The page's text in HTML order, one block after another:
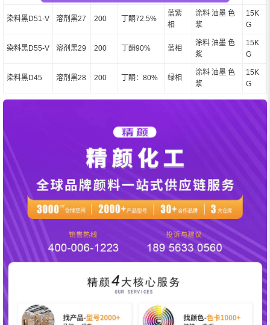
染料黑D51-V 溶剂黑27 200 丁酮72.5%
蓝紫
相
涂料 油墨 色
浆
15K
G
染料黑D55-V 溶剂黑29 200 丁酮90% 蓝相
涂料 油墨 色
浆
15K
G
染料黑D45 溶剂黑28 200 丁酮：80% 绿相
涂料 油墨 色
浆
15K
G